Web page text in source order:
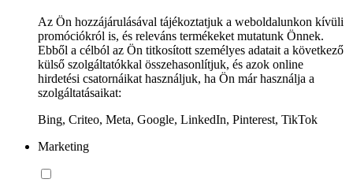
Az Ön hozzájárulásával tájékoztatjuk a weboldalunkon kívüli
promóciókról is, és releváns termékeket mutatunk Önnek.
Ebből a célból az Ön titkosított személyes adatait a következő
külső szolgáltatókkal összehasonlítjuk, és azok online
hirdetési csatornáikat használjuk, ha Ön már használja a
szolgáltatásaikat:
Bing, Criteo, Meta, Google, LinkedIn, Pinterest, TikTok
Marketing